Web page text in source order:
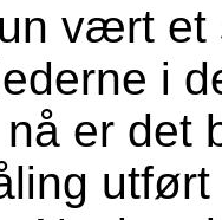
vært et
i
er det